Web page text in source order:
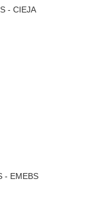
- CIEJA
- EMEBS